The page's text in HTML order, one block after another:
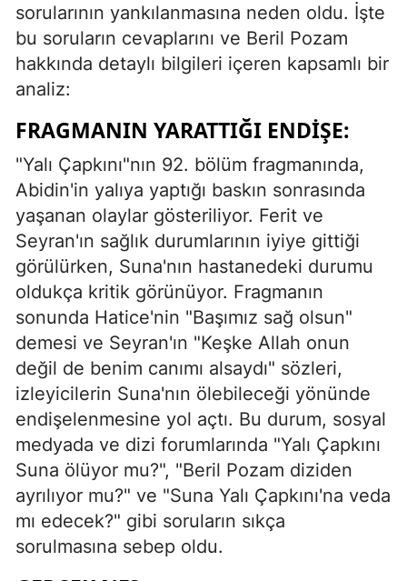
sorularının yankılanmasına neden oldu. İşte
bu soruların cevaplarını ve Beril Pozam
hakkında detaylı bilgileri içeren kapsamlı bir
analiz:
FRAGMANIN YARATTIĞI ENDIŞE:
"Yalı Çapkını"nın 92. bölüm fragmanında,
Abidin'in yalıya yaptığı baskın sonrasında
yaşanan olaylar gösteriliyor. Ferit ve
Seyran'ın sağlık durumlarının iyiye gittiği
görülürken, Suna'nın hastanedeki durumu
oldukça kritik görünüyor. Fragmanın
sonunda Hatice'nin "Başımız sağ olsun"
demesi ve Seyran'ın "Keşke Allah onun
değil de benim canımı alsaydı" sözleri,
izleyicilerin Suna'nın ölebileceği yönünde
endişelenmesine yol açtı. Bu durum, sosyal
medyada ve dizi forumlarında "Yalı Çapkını
Suna ölüyor mu?", "Beril Pozam diziden
ayrılıyor mu?" ve "Suna Yalı Çapkını'na veda
mı edecek?" gibi soruların sıkça
sorulmasına sebep oldu.